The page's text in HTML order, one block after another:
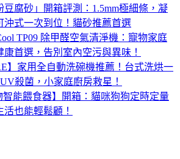
豆腐砂」開箱評測：1.5mm極細條，凝
沖式一次到位！貓砂推薦首選
TP09 除甲醛空氣清淨機：寵物家庭
首選，告別室內空污與異味！
】家用全自動洗碗機推薦！台式洗烘一
殺菌，小家庭廚房救星！
智能餵食器】開箱：貓咪狗狗定時定量
也能輕鬆顧！